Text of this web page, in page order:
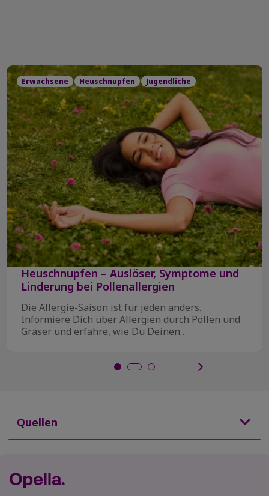
Erwachsene Heuschnupfen Jugendliche
Heuschnupfen – Auslöser, Symptome und
Linderung bei Pollenallergien
Die Allergie-Saison ist für jeden anders.
Informiere Dich über Allergien durch Pollen und
Gräser und erfahre, wie Du Deinen
Quellen